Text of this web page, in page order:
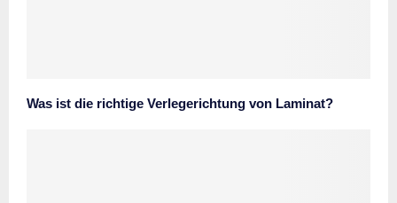
Was ist die richtige Verlegerichtung von Laminat?